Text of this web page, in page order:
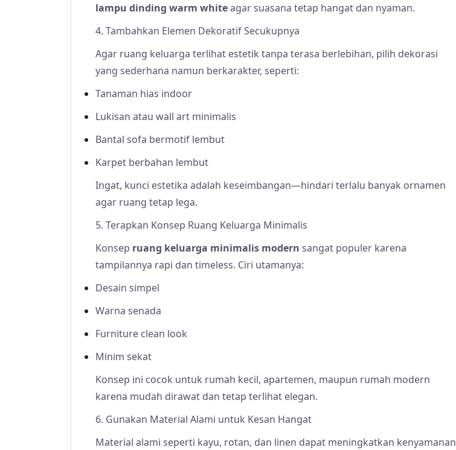
lampu dinding warm whiteagar suasana tetap hangat dan nyaman.
4. Tambahkan Elemen Dekoratif Secukupnya
Agar ruang keluarga terlihat estetik tanpa terasa berlebihan, pilih dekorasi
yang sederhana namun berkarakter, seperti:
Tanaman hias indoor
Lukisan atau wall art minimalis
Bantal sofa bermotif lembut
Karpet berbahan lembut
Ingat, kunci estetika adalah keseimbangan—hindari terlalu banyak ornamen
agar ruang tetap lega.
5. Terapkan Konsep Ruang Keluarga Minimalis
Konsep ruang keluarga minimalis modern sangat populer karena
tampilannya rapi dan timeless. Ciri utamanya:
Desain simpel
Warna senada
Furniture clean look
Minim sekat
Konsep ini cocok untuk rumah kecil, apartemen, maupun rumah modern
karena mudah dirawat dan tetap terlihat elegan.
6. Gunakan Material Alami untuk Kesan Hangat
Material alami seperti kayu, rotan, dan linen dapat meningkatkan kenyamanan